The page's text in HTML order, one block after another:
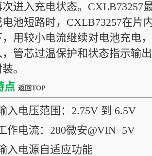
次进入充电状态。CXLB73257
电池短路时，CXLB73257在片
，用较小电流继续对电池充电
，管芯过温保护和状态指示输
。
点 返回TOP
入电压范围：2.75V 到 6.5V
作电流：280微安@VIN=5V
入电源自适应功能